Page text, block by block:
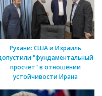
Рухани: США и Израиль
"фундаментальный
просчет" в отношении
устойчивости Ирана